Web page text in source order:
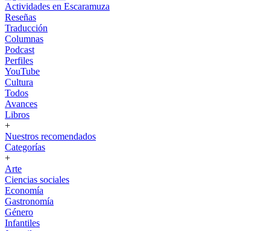
Actividades en Escaramuza
Reseñas
Traducción
Columnas
Podcast
Perfiles
YouTube
Cultura
Todos
Avances
Libros
+
Nuestros recomendados
Categorías
+
Arte
Ciencias sociales
Economía
Gastronomía
Género
Infantiles